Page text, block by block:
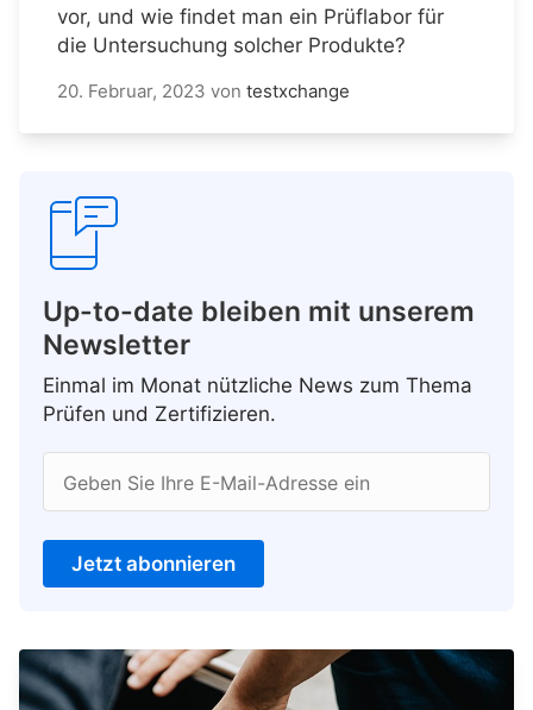
vor, und wie findet man ein Prüflabor für
die Untersuchung solcher Produkte?
20. Februar, 2023 von testxchange
Up-to-date bleiben mit unserem
Newsletter
Einmal im Monat nützliche News zum Thema
Prüfen und Zertifizieren.
Geben Sie Ihre E-Mail-Adresse ein
Jetzt abonnieren